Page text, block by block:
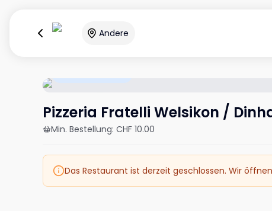
Andere
Pizzeria Fratelli Welsikon /
Min. Bestellung: CHF 10.00
Das Restaurant ist derzeit geschlossen. Wir